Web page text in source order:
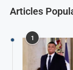
Articles
1